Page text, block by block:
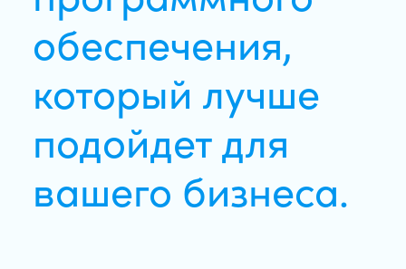
обеспечения,
который лучше
подойдет для
вашего бизнеса.